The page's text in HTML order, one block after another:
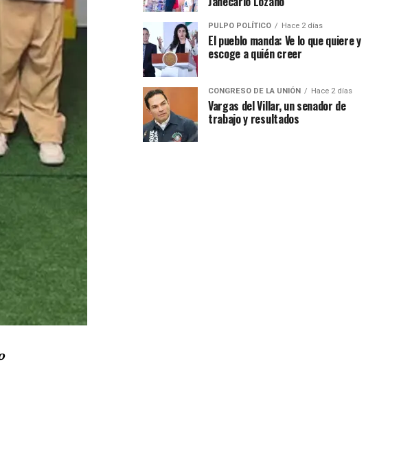
PULPO POLÍTICO Hace 2 días
El pueblo manda: Ve lo que quiere y
escoge a quién creer
CONGRESO DE LA UNIÓN Hace 2 días
Vargas del Villar, un senador de
trabajo y resultados